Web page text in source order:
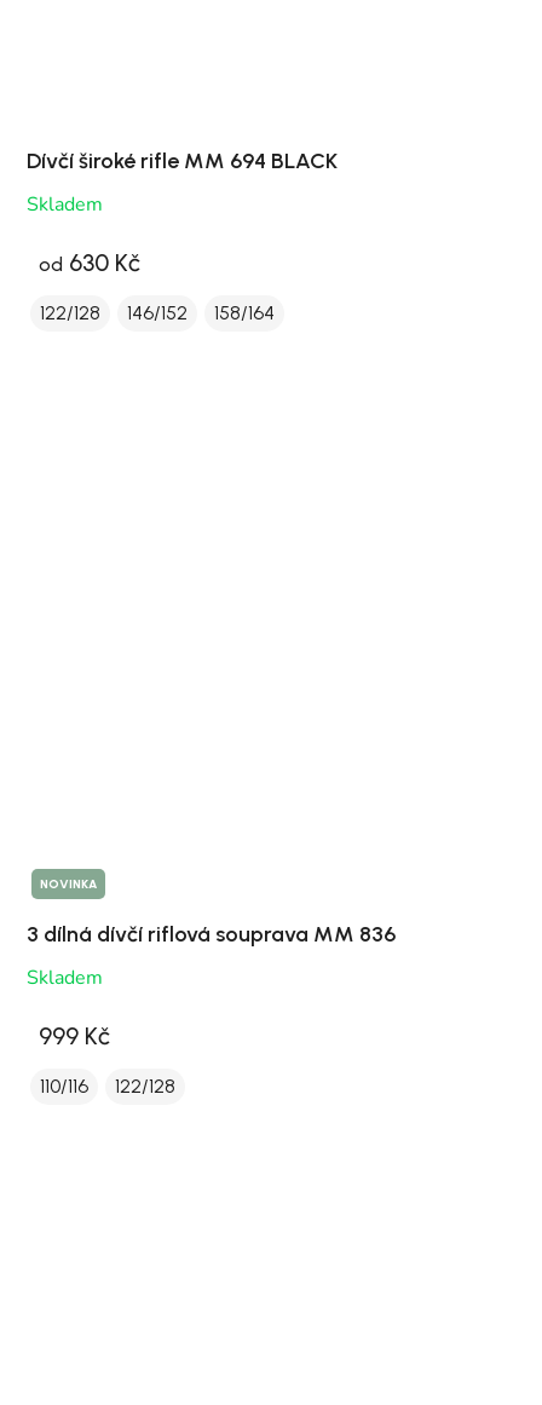
Dívčí široké rifle MM 694 BLACK
Skladem
od 630 Kč
122/128 146/152 158/164
NOVINKA
3 dílná dívčí riflová souprava MM 836
Skladem
999 Kč
110/116 122/128